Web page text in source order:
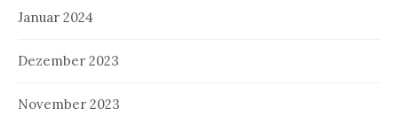
Januar 2024
Dezember 2023
November 2023